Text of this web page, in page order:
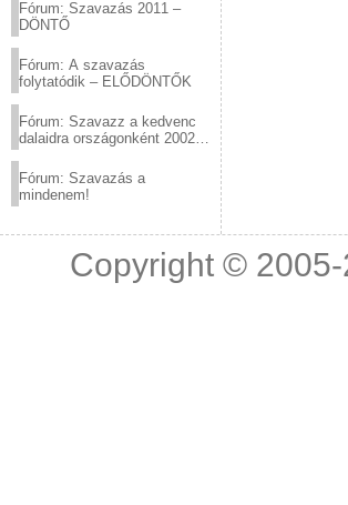
Fórum: Szavazás 2011 –
DÖNTŐ
Fórum: A szavazás
folytatódik – ELŐDÖNTŐK
Fórum: Szavazz a kedvenc
dalaidra országonként 2002
Fórum: Szavazás a
mindenem!
Copyright ©